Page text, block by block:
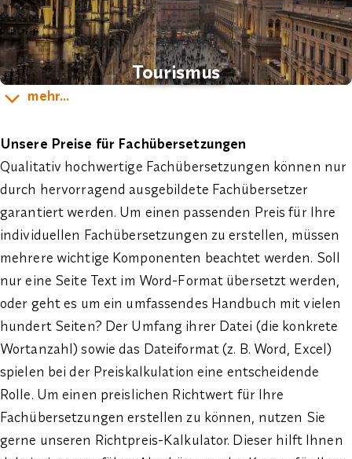
Tourismus
mehr...
Unsere Preise für Fachübersetzungen
Qualitativ hochwertige Fachübersetzungen können nur
durch hervorragend ausgebildete Fachübersetzer
garantiert werden. Um einen passenden Preis für Ihre
individuellen Fachübersetzungen zu erstellen, müssen
mehrere wichtige Komponenten beachtet werden. Soll
nur eine Seite Text im Word-Format übersetzt werden,
oder geht es um ein umfassendes Handbuch mit vielen
hundert Seiten? Der Umfang ihrer Datei (die konkrete
Wortanzahl) sowie das Dateiformat (z. B. Word, Excel)
spielen bei der Preiskalkulation eine entscheidende
Rolle. Um einen preislichen Richtwert für Ihre
Fachübersetzungen erstellen zu können, nutzen Sie
gerne unseren Richtpreis-Kalkulator. Dieser hilft Ihnen